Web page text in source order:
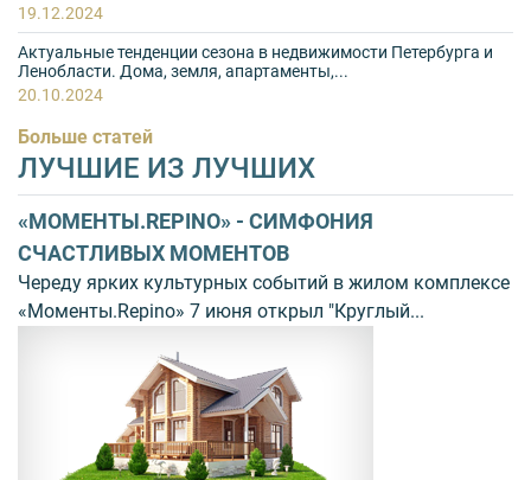
19.12.2024
Актуальные тенденции сезона в недвижимости Петербурга и
Ленобласти. Дома, земля, апартаменты,...
20.10.2024
Больше статей
ЛУЧШИЕ ИЗ ЛУЧШИХ
«МОМЕНТЫ.REPINO» - СИМФОНИЯ
СЧАСТЛИВЫХ МОМЕНТОВ
Череду ярких культурных событий в жилом комплексе
«Моменты.Repino» 7 июня открыл "Круглый...